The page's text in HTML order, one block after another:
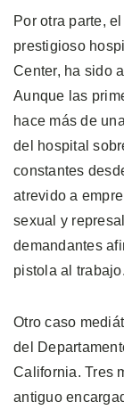
Por otra parte,
prestigioso
Center, ha sido
Aunque las
hace más de
del hospital
constantes
atrevido a
sexual y
demandantes
pistola al trabajo.
Otro caso
del
California. Tres
antiguo